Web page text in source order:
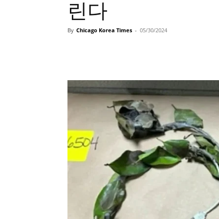
린다
By Chicago Korea Times - 05/30/2024